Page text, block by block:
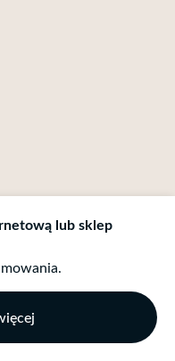
lub sklep